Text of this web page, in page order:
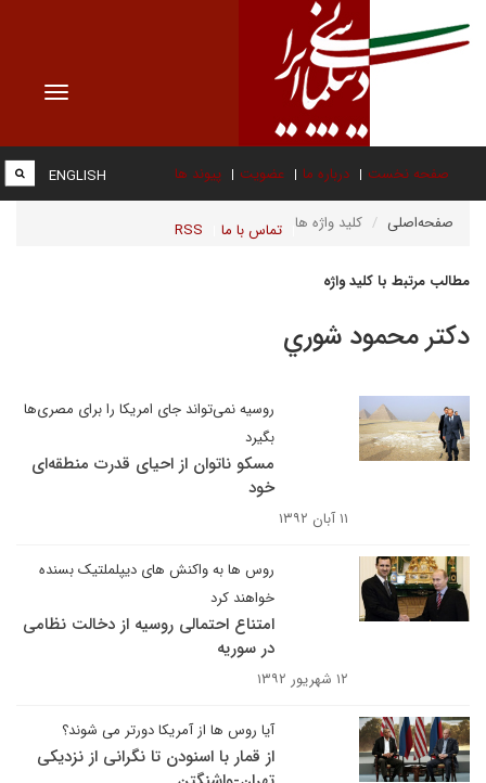
Toggle
صفحه نخست درباره ما عضویت پیوند ها
تماس با ما RSS
ENGLISH
صفحه‌اصلی کلید واژه ها
مطالب مرتبط با کلید واژه
دكتر محمود شوري
روسیه نمی‌تواند جای امریکا را برای مصری‌ها
بگیرد
مسکو ناتوان از احیای قدرت منطقه‌ای
خود
۱۱ آبان ۱۳۹۲
روس ها به واکنش های دیپلملتیک بسنده
خواهند کرد
امتناع احتمالی روسیه از دخالت نظامی
در سوریه
۱۲ شهریور ۱۳۹۲
آیا روس ها از آمریکا دورتر می شوند؟
از قمار با اسنودن تا نگرانی از نزدیکی